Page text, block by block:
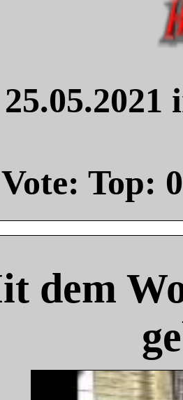
Vote: Top: 0
dem